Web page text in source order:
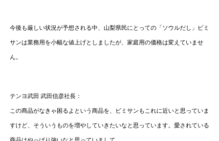
今後も厳しい状況が予想される中、山梨県民にとっての「ソウルだし」ビミ
サンは業務用を小幅な値上げとしましたが、家庭用の価格は変えていませ
ん。
テンヨ武田 武田信彦社長：
この商品がなきゃ困るよという商品を、ビミサンもこれに近いと思っていま
すけど、そういうものを増やしていきたいなと思っています。愛されている